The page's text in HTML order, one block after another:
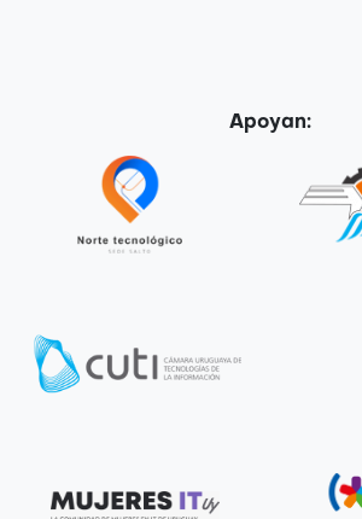
Apoyan: